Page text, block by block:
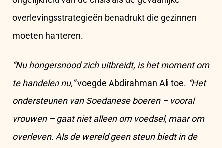
overlevingsstrategieën benadrukt die gezinnen
moeten hanteren.
“Nu hongersnood zich uitbreidt, is het moment om
te handelen nu,”voegde Abdirahman Ali toe. “Het
ondersteunen van Soedanese boeren – vooral
vrouwen – gaat niet alleen om voedsel, maar om
overleven. Als de wereld geen steun biedt in de